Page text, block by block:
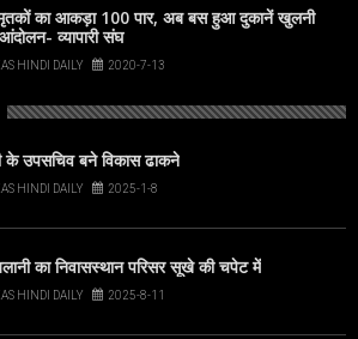
का आकड़ा 100 पार, अब बस हुआ दुकानें खुलनी
व्यापारी संघ
HINDI DAILY 2020-7-13
के उपसचिव बने विकास ढाकने
HINDI DAILY 2025-1-8
का निवासस्थान परिसर सूखे की चपेट में
HINDI DAILY 2025-8-11